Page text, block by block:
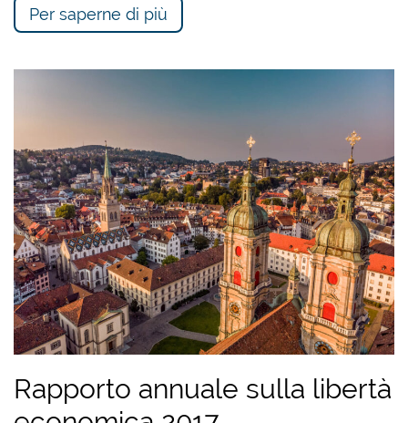
Per saperne di più
Rapporto annuale sulla libertà